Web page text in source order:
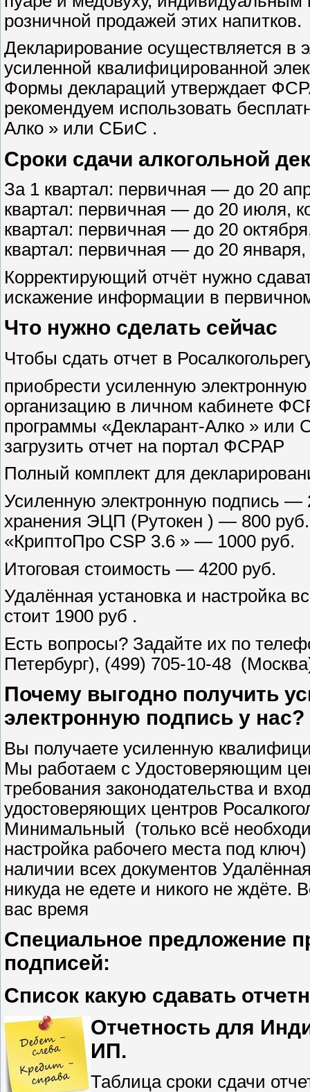
розничной продажей этих напитков.
Декларирование осуществляется
усиленной квалифицированной
Формы деклараций утверждает
рекомендуем использовать
Алко » или СБиС .
Сроки сдачи алкогольной
За 1 квартал: первичная — до 20
квартал: первичная — до 20 июля,
квартал: первичная — до 20
квартал: первичная — до 20
Корректирующий отчёт нужно
искажение информации в
Что нужно сделать сейчас
Чтобы сдать отчет в
приобрести усиленную
организацию в личном кабинете
программы «Декларант-Алко » или
загрузить отчет на портал ФСРАР
Полный комплект для
Усиленную электронную подпись
хранения ЭЦП (Рутокен ) — 800
«КриптоПро CSP 3.6 » — 1000 руб.
Итоговая стоимость — 4200 руб.
Удалённая установка и настройка
стоит 1900 руб .
Есть вопросы? Задайте их по
Петербург), (499) 705-10-48
Почему выгодно получить
электронную подпись у нас?
Вы получаете усиленную
Мы работаем с Удостоверяющим
требования законодательства и
удостоверяющих центров
Минимальный (только всё
настройка рабочего места под
наличии всех документов
никуда не едете и никого не ждёте.
вас время
Специальное предложение
подписей:
Список какую сдавать
Отчетность для
ИП.
Таблица сроки сдачи